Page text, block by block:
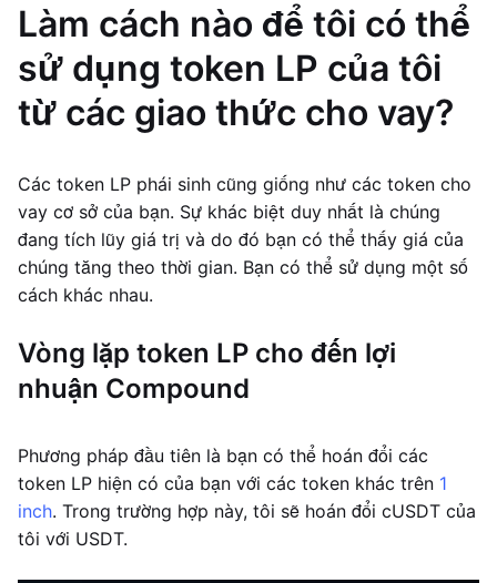
Làm cách nào để tôi có thể
sử dụng token LP của tôi
từ các giao thức cho vay?
Các token LP phái sinh cũng giống như các token cho
vay cơ sở của bạn. Sự khác biệt duy nhất là chúng
đang tích lũy giá trị và do đó bạn có thể thấy giá của
chúng tăng theo thời gian. Bạn có thể sử dụng một số
cách khác nhau.
Vòng lặp token LP cho đến lợi
nhuận Compound
Phương pháp đầu tiên là bạn có thể hoán đổi các
token LP hiện có của bạn với các token khác trên 1
inch. Trong trường hợp này, tôi sẽ hoán đổi cUSDT của
tôi với USDT.